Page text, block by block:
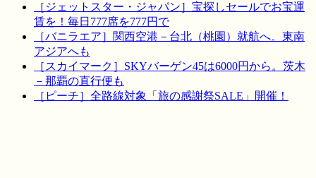
［ジェットスター・ジャパン］宝探しセールでお宝運
賃を！毎日777席を777円で
［バニラエア］関西空港－台北（桃園）就航へ。東南
アジアへも
［スカイマーク］SKYバーゲン45は6000円から。茨木
－那覇の直行便も
［ピーチ］全路線対象「旅の感謝祭SALE」開催！